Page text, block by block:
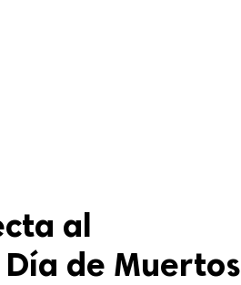
al
de Muertos